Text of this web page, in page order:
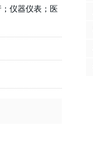
仪器仪表；医